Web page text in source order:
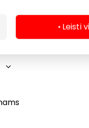
Leisti